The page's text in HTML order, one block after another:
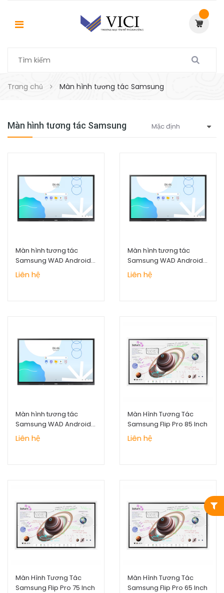
Trang chủ Màn hình tương tác Samsung
Màn hình tương tác Samsung
Màn hình tương tác
Samsung WAD Android
OS 86inch
Liên hệ
Màn hình tương tác
Samsung WAD Android
OS 75inch
Liên hệ
Màn hình tương tác
Samsung WAD Android
OS 65inch
Liên hệ
Màn Hình Tương Tác
Samsung Flip Pro 85 Inch
Liên hệ
Màn Hình Tương Tác
Samsung Flip Pro 75 Inch
Màn Hình Tương Tác
Samsung Flip Pro 65 Inch